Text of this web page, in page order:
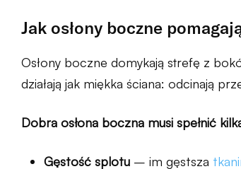
Jak osłony boczne
Osłony boczne domykają strefę z
działają jak miękka ściana: odcinają
Dobra osłona boczna musi spełnić
Gęstość splotu – im gęstsza